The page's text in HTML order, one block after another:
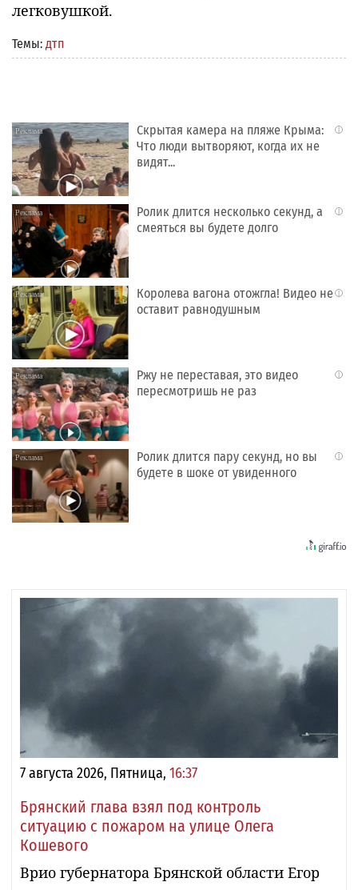
легковушкой.
Темы: дтп
i
Скрытая камера на пляже Крыма:
Что люди вытворяют, когда их не
видят...
i
Ролик длится несколько секунд, а
смеяться вы будете долго
i
Королева вагона отожгла! Видео не
оставит равнодушным
i
Ржу не переставая, это видео
пересмотришь не раз
i
Ролик длится пару секунд, но вы
будете в шоке от увиденного
7 августа 2026, Пятница, 16:37
Брянский глава взял под контроль
ситуацию с пожаром на улице Олега
Кошевого
Врио губернатора Брянской области Егор